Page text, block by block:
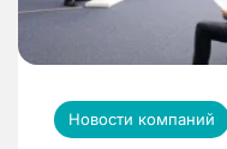
Новости компаний